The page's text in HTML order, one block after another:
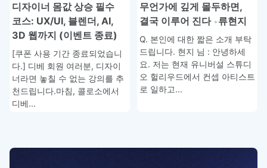
디자이너 몸값 상승 필수
코스: UX/UI, 블렌더, AI,
3D 웹까지 (이벤트 종료)
[쿠폰 사용 기간 종료되었습니
다.] 디베 회원 여러분, 디자이
너라면 놓칠 수 없는 강의를 추
천드립니다.마침, 콜로소에서
디베...
무언가에 깊게 몰두하면,
결국 이루어 진다 류현지
Q. 본인에 대한 짧은 소개 부탁
드립니다. 현지 님 : 안녕하세
요. 저는 현재 유니버설 스튜디
오 헐리우드에서 컨셉 아티스트
로 일하고...